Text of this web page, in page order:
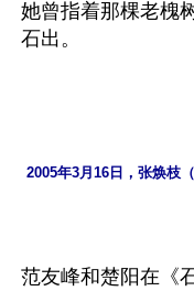
她曾指着那棵老槐
2005年3月16日，张焕枝
范友峰和楚阳在《